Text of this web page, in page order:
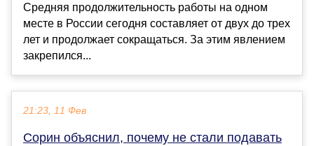
Средняя продолжительность работы на одном
месте в России сегодня составляет от двух до трех
лет и продолжает сокращаться. За этим явлением
закрепился...
21:23, 11 Фев
Сорин объяснил, почему не стали подавать